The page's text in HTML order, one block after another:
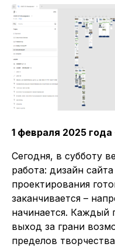
1 февраля 2025 года
Сегодня, в субботу
работа: дизайн
проектирования
заканчивается –
начинается. Каждый
выход за грани
пределов